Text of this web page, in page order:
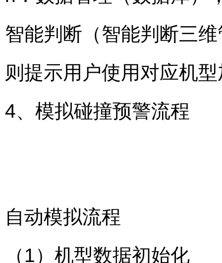
智能判断（智能判断三
则提示用户使用对应机
4、模拟碰撞预警流程
自动模拟流程
（1）机型数据初始化